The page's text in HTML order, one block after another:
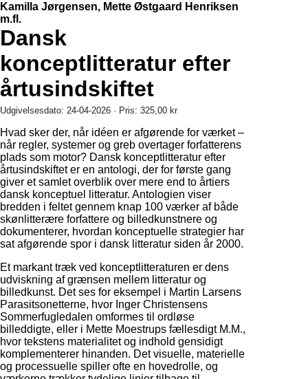
Kamilla Jørgensen, Mette Østgaard Henriksen
m.fl.
Dansk
konceptlitteratur efter
årtusindskiftet
Udgivelsesdato: 24-04-2026 · Pris: 325,00 kr
Hvad sker der, når idéen er afgørende for værket –
når regler, systemer og greb overtager forfatterens
plads som motor? Dansk konceptlitteratur efter
årtusindskiftet er en antologi, der for første gang
giver et samlet overblik over mere end to årtiers
dansk konceptuel litteratur. Antologien viser
bredden i feltet gennem knap 100 værker af både
skønlitterære forfattere og billedkunstnere og
dokumenterer, hvordan konceptuelle strategier har
sat afgørende spor i dansk litteratur siden år 2000.
Et markant træk ved konceptlitteraturen er dens
udviskning af grænsen mellem litteratur og
billedkunst. Det ses for eksempel i Martin Larsens
Parasitsonetterne, hvor Inger Christensens
Sommerfugledalen omformes til ordløse
billeddigte, eller i Mette Moestrups fællesdigt M.M.,
hvor tekstens materialitet og indhold gensidigt
komplementerer hinanden. Det visuelle, materielle
og processuelle spiller ofte en hovedrolle, og